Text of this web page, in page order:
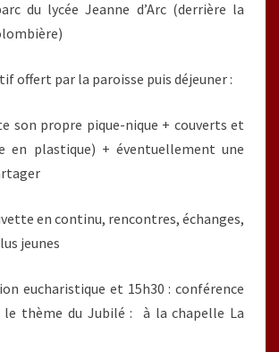
du lycée Jeanne d’Arc (derrière la
offert par la paroisse puis déjeuner :
son propre pique-nique + couverts et
en plastique) + éventuellement une
en continu, rencontres, échanges,
jeunes
eucharistique et 15h30 : conférence
le thème du Jubilé : à la chapelle La